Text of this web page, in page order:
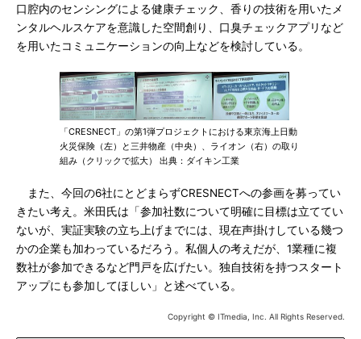
口腔内のセンシングによる健康チェック、香りの技術を用いたメ
ンタルヘルスケアを意識した空間創り、口臭チェックアプリなど
を用いたコミュニケーションの向上などを検討している。
「CRESNECT」の第1弾プロジェクトにおける東京海上日動
火災保険（左）と三井物産（中央）、ライオン（右）の取り
組み（クリックで拡大） 出典：ダイキン工業
また、今回の6社にとどまらずCRESNECTへの参画を募ってい
きたい考え。米田氏は「参加社数について明確に目標は立ててい
ないが、実証実験の立ち上げまでには、現在声掛けしている幾つ
かの企業も加わっているだろう。私個人の考えだが、1業種に複
数社が参加できるなど門戸を広げたい。独自技術を持つスタート
アップにも参加してほしい」と述べている。
Copyright © ITmedia, Inc. All Rights Reserved.